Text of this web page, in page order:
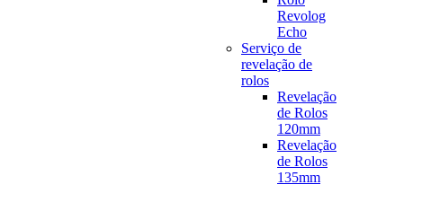
Revolog
Echo
Serviço de
revelação de
rolos
Revelação
de Rolos
120mm
Revelação
de Rolos
135mm